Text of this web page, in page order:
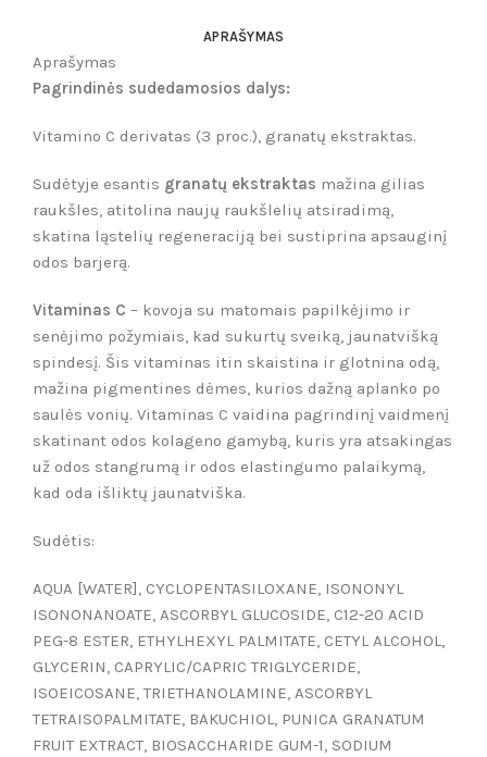
APRAŠYMAS
Aprašymas
Pagrindinės sudedamosios dalys:
Vitamino C derivatas (3 proc.), granatų ekstraktas.
Sudėtyje esantis granatų ekstraktas mažina gilias
raukšles, atitolina naujų raukšlelių atsiradimą,
skatina ląstelių regeneraciją bei sustiprina apsauginį
odos barjerą.
Vitaminas C – kovoja su matomais papilkėjimo ir
senėjimo požymiais, kad sukurtų sveiką, jaunatvišką
spindesį. Šis vitaminas itin skaistina ir glotnina odą,
mažina pigmentines dėmes, kurios dažną aplanko po
saulės vonių. Vitaminas C vaidina pagrindinį vaidmenį
skatinant odos kolageno gamybą, kuris yra atsakingas
už odos stangrumą ir odos elastingumo palaikymą,
kad oda išliktų jaunatviška.
Sudėtis:
AQUA [WATER], CYCLOPENTASILOXANE, ISONONYL
ISONONANOATE, ASCORBYL GLUCOSIDE, C12-20 ACID
PEG-8 ESTER, ETHYLHEXYL PALMITATE, CETYL ALCOHOL,
GLYCERIN, CAPRYLIC/CAPRIC TRIGLYCERIDE,
ISOEICOSANE, TRIETHANOLAMINE, ASCORBYL
TETRAISOPALMITATE, BAKUCHIOL, PUNICA GRANATUM
FRUIT EXTRACT, BIOSACCHARIDE GUM-1, SODIUM